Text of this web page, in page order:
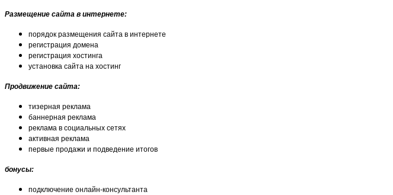
Размещение сайта в интернете:
порядок размещения сайта в интернете
регистрация домена
регистрация хостинга
установка сайта на хостинг
Продвижение сайта:
тизерная реклама
баннерная реклама
реклама в социальных сетях
активная реклама
первые продажи и подведение итогов
бонусы:
подключение онлайн-консультанта